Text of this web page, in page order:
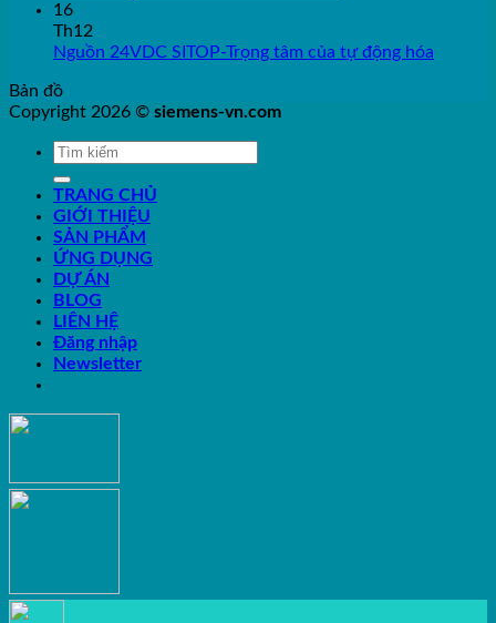
16
Th12
Nguồn 24VDC SITOP-Trọng tâm của tự động hóa
Bản đồ
Copyright 2026 © siemens-vn.com
TRANG CHỦ
GIỚI THIỆU
SẢN PHẨM
ỨNG DỤNG
DỰ ÁN
BLOG
LIÊN HỆ
Đăng nhập
Newsletter